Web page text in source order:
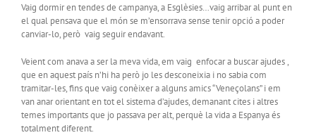
Vaig dormir en tendes de campanya, a Esglèsies…vaig arribar al punt en
el qual pensava que el món se m’ensorrava sense tenir opció a poder
canviar-lo, però vaig seguir endavant.
Veient com anava a ser la meva vida, em vaig enfocar a buscar ajudes ,
que en aquest país n’hi ha però jo les desconeixia i no sabia com
tramitar-les, fins que vaig conèixer a alguns amics “Veneçolans” i em
van anar orientant en tot el sistema d’ajudes, demanant cites i altres
temes importants que jo passava per alt, perquè la vida a Espanya és
totalment diferent.